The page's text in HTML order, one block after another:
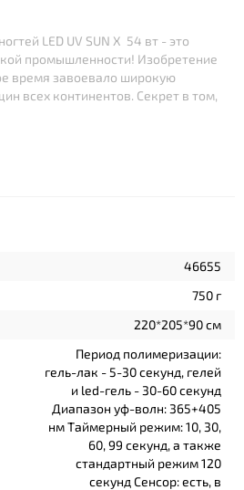
LED UV SUN X 54 вт - это
промышленности! Изобретение
время завоевало широкую
всех континентов. Секрет в том,
46655
750 г
220*205*90 см
Период полимеризации:
гель-лак - 5-30 секунд, гелей
и led-гель - 30-60 секунд
Диапазон уф-волн: 365+405
нм Таймерный режим: 10, 30,
60, 99 секунд, а также
стандартный режим 120
секунд Сенсор: есть, в